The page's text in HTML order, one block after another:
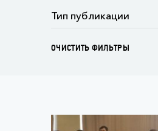
ОЧИСТИТЬ ФИЛЬТРЫ